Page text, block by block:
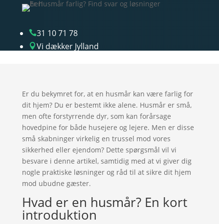
31 10 71 78
Vi dækker Jylland
Er du bekymret for, at en husmår kan være farlig for
dit hjem? Du er bestemt ikke alene. Husmår er små,
men ofte forstyrrende dyr, som kan forårsage
hovedpine for både husejere og lejere. Men er disse
små skabninger virkelig en trussel mod vores
sikkerhed eller ejendom? Dette spørgsmål vil vi
besvare i denne artikel, samtidig med at vi giver dig
nogle praktiske løsninger og råd til at sikre dit hjem
mod ubudne gæster.
Hvad er en husmår? En kort
introduktion